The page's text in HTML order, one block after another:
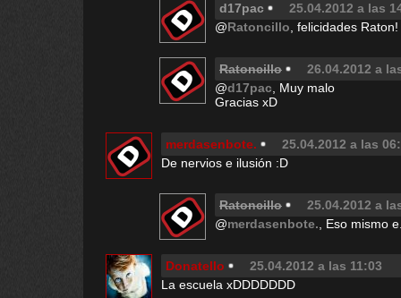
d17pac
25.04.2012 a las
@Ratoncillo , felicidades
Ratoncillo
26.04.2012 a
@d17pac , Muy malo
Gracias xD
merdasenbote.
25.04.2012 a las
De nervios e ilusión :D
Ratoncillo
25.04.2012 a
@merdasenbote. , Eso mismo
Donatello
25.04.2012 a las 11:03
La escuela xDDDDDDD